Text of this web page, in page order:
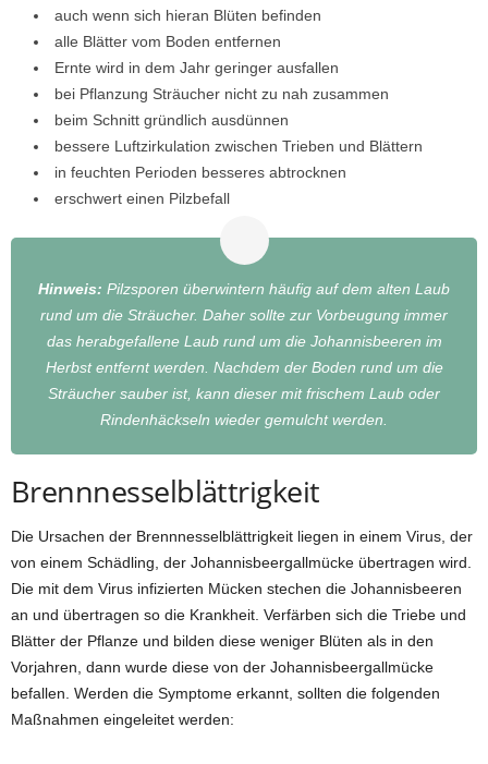
auch wenn sich hieran Blüten befinden
alle Blätter vom Boden entfernen
Ernte wird in dem Jahr geringer ausfallen
bei Pflanzung Sträucher nicht zu nah zusammen
beim Schnitt gründlich ausdünnen
bessere Luftzirkulation zwischen Trieben und Blättern
in feuchten Perioden besseres abtrocknen
erschwert einen Pilzbefall
Hinweis: Pilzsporen überwintern häufig auf dem alten Laub
rund um die Sträucher. Daher sollte zur Vorbeugung immer
das herabgefallene Laub rund um die Johannisbeeren im
Herbst entfernt werden. Nachdem der Boden rund um die
Sträucher sauber ist, kann dieser mit frischem Laub oder
Rindenhäckseln wieder gemulcht werden.
Brennnesselblättrigkeit
Die Ursachen der Brennnesselblättrigkeit liegen in einem Virus, der
von einem Schädling, der Johannisbeergallmücke übertragen wird.
Die mit dem Virus infizierten Mücken stechen die Johannisbeeren
an und übertragen so die Krankheit. Verfärben sich die Triebe und
Blätter der Pflanze und bilden diese weniger Blüten als in den
Vorjahren, dann wurde diese von der Johannisbeergallmücke
befallen. Werden die Symptome erkannt, sollten die folgenden
Maßnahmen eingeleitet werden: